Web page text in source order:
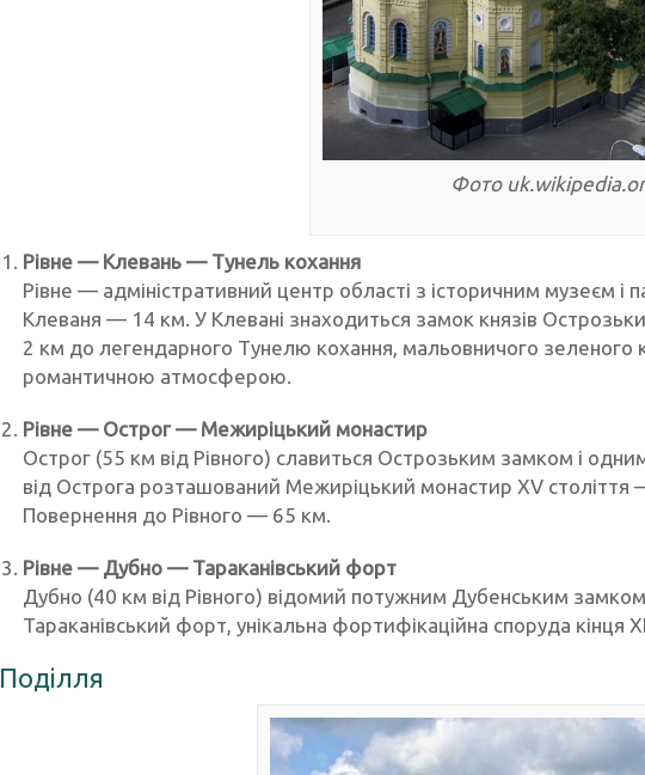
Фото
Рівне — Клевань — Тунель кохання
Рівне — адміністративний центр області з історичним музеєм
Клеваня — 14 км. У Клевані знаходиться замок князів
2 км до легендарного Тунелю кохання, мальовничого
романтичною атмосферою.
Рівне — Острог — Межиріцький монастир
Острог (55 км від Рівного) славиться Острозьким замком і
від Острога розташований Межиріцький монастир XV століття
Повернення до Рівного — 65 км.
Рівне — Дубно — Тараканівський форт
Дубно (40 км від Рівного) відомий потужним Дубенським
Тараканівський форт, унікальна фортифікаційна споруда кінця
Поділля